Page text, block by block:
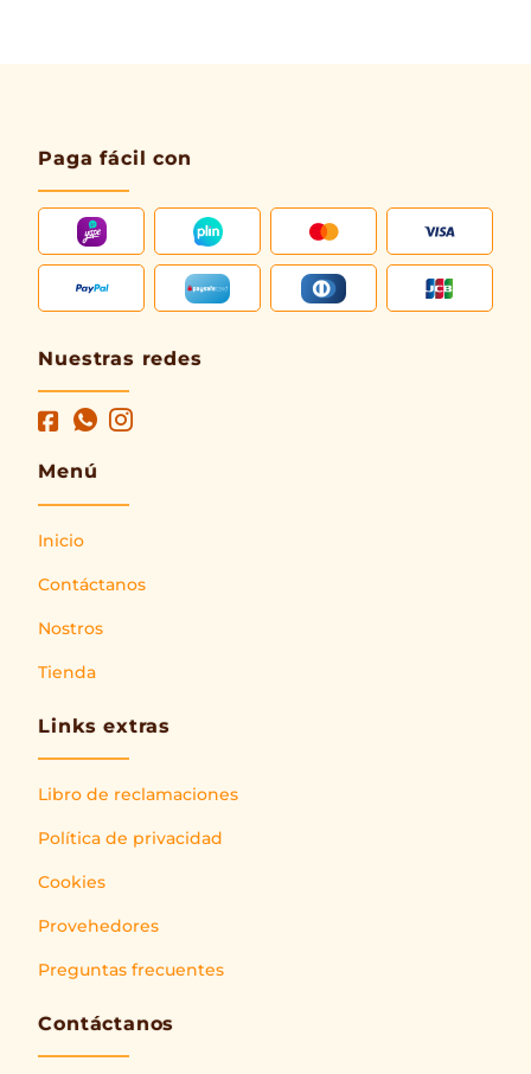
Paga fácil con
Nuestras redes
Menú
Inicio
Contáctanos
Nostros
Tienda
Links extras
Libro de reclamaciones
Política de privacidad
Cookies
Provehedores
Preguntas frecuentes
Contáctanos